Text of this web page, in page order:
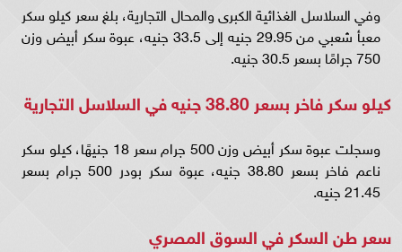
وفي السلاسل الغذائية الكبرى والمحال التجارية، بلغ سعر كيلو سكر
معبأ شعبي من 29.95 جنيه إلى 33.5 جنيه، عبوة سكر أبيض وزن
750 جرامًا بسعر 30.5 جنيه.
كيلو سكر فاخر بسعر 38.80 جنيه في السلاسل التجارية
وسجلت عبوة سكر أبيض وزن 500 جرام سعر 18 جنيهًا، كيلو سكر
ناعم فاخر بسعر 38.80 جنيه، عبوة سكر بودر 500 جرام بسعر
21.45 جنيه.
سعر طن السكر في السوق المصري